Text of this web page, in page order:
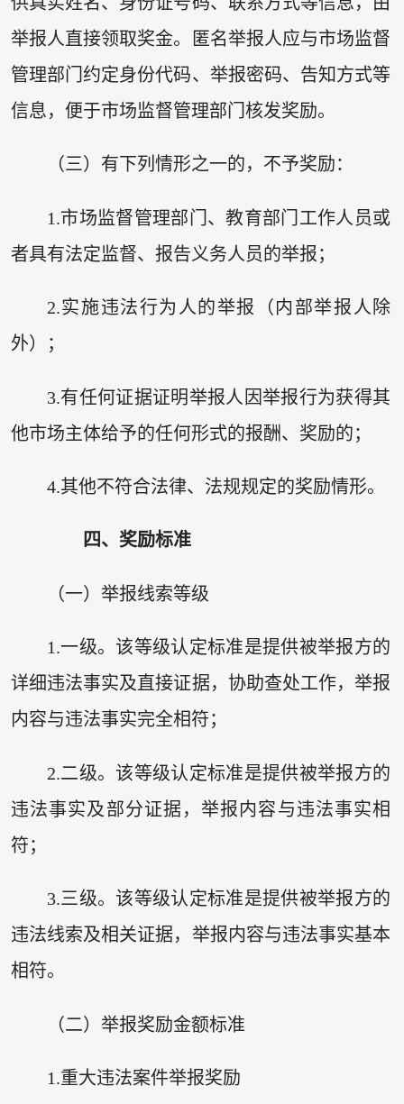
举报人直接领取奖金。匿名举报人应与市场监督
管理部门约定身份代码、举报密码、告知方式等
信息，便于市场监督管理部门核发奖励。
（三）有下列情形之一的，不予奖励：
1.市场监督管理部门、教育部门工作人员或
者具有法定监督、报告义务人员的举报；
2.实施违法行为人的举报（内部举报人除
外）；
3.有任何证据证明举报人因举报行为获得其
他市场主体给予的任何形式的报酬、奖励的；
4.其他不符合法律、法规规定的奖励情形。
四、奖励标准
（一）举报线索等级
1.一级。该等级认定标准是提供被举报方的
详细违法事实及直接证据，协助查处工作，举报
内容与违法事实完全相符；
2.二级。该等级认定标准是提供被举报方的
违法事实及部分证据，举报内容与违法事实相
符；
3.三级。该等级认定标准是提供被举报方的
违法线索及相关证据，举报内容与违法事实基本
相符。
（二）举报奖励金额标准
1.重大违法案件举报奖励